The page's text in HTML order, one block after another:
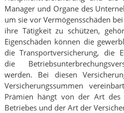
Manager und Organe des
um sie vor Vermögensschäden
ihre Tätigkeit zu schützen,
Eigenschäden können die
die Transportversicherung, die
die
werden. Bei diesen
Versicherungssummen
Prämien hängt von der Art des
Betriebes und der Art der